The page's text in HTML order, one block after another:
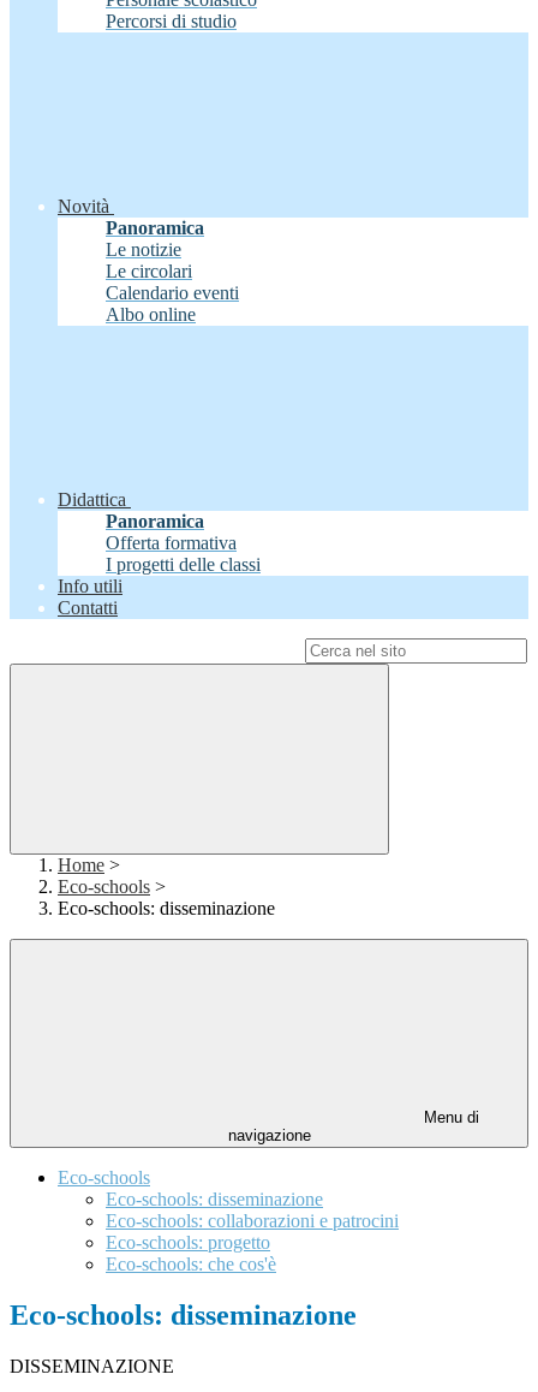
Percorsi di studio
Novità
Panoramica
Le notizie
Le circolari
Calendario eventi
Albo online
Didattica
Panoramica
Offerta formativa
I progetti delle classi
Info utili
Contatti
Home >
Eco-schools >
Eco-schools: disseminazione
Menu di
navigazione
Eco-schools
Eco-schools: disseminazione
Eco-schools: collaborazioni e patrocini
Eco-schools: progetto
Eco-schools: che cos'è
Eco-schools: disseminazione
DISSEMINAZIONE